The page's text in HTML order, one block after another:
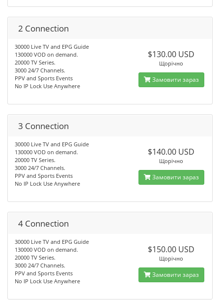
2 Connection
30000 Live TV and EPG Guide
130000 VOD on demand.
20000 TV Series.
3000 24/7 Channels.
PPV and Sports Events
No IP Lock Use Anywhere
$130.00 USD
Щорічно
Замовити зараз
3 Connection
30000 Live TV and EPG Guide
130000 VOD on demand.
20000 TV Series.
3000 24/7 Channels.
PPV and Sports Events
No IP Lock Use Anywhere
$140.00 USD
Щорічно
Замовити зараз
4 Connection
30000 Live TV and EPG Guide
130000 VOD on demand.
20000 TV Series.
3000 24/7 Channels.
PPV and Sports Events
No IP Lock Use Anywhere
$150.00 USD
Щорічно
Замовити зараз